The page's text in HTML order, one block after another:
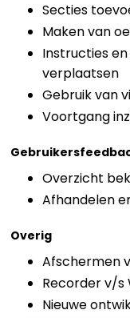
Secties
Maken van
Instructies
verplaatsen
Gebruik van
Voortgang
Overzicht
Afhandelen
Overig
Afschermen
Recorder v/s
Nieuwe